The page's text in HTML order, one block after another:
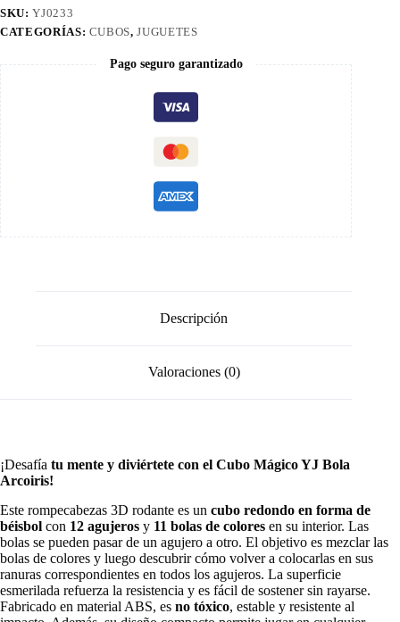
Rubik
De
SKU:YJ0233
CATEGORÍAS: CUBOS,JUGUETES
Pago seguro garantizado
Descripción
Valoraciones (0)
¡Desafía tu mente y diviértete con el Cubo Mágico YJ Bola
Arcoiris!
Este rompecabezas 3D rodante es un cubo redondo en forma de
béisbol con 12 agujeros y 11 bolas de colores en su interior. Las
bolas se pueden pasar de un agujero a otro. El objetivo es mezclar las
bolas de colores y luego descubrir cómo volver a colocarlas en sus
ranuras correspondientes en todos los agujeros. La superficie
esmerilada refuerza la resistencia y es fácil de sostener sin rayarse.
Fabricado en material ABS, es no tóxico, estable y resistente al